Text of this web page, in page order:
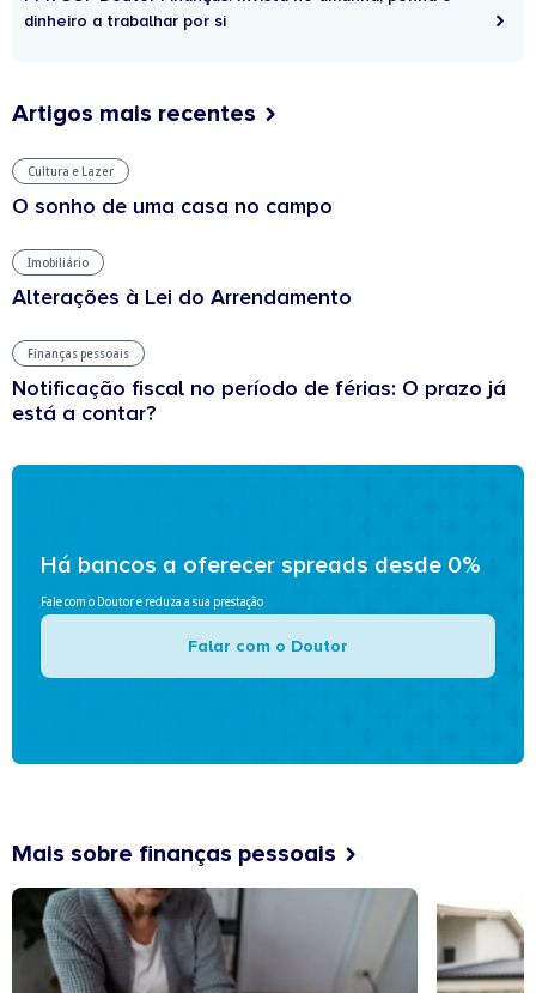
dinheiro a trabalhar por si
Artigos mais recentes
Cultura e Lazer
O sonho de uma casa no campo
Imobiliário
Alterações à Lei do Arrendamento
Finanças pessoais
Notificação fiscal no período de férias: O prazo já
está a contar?
Há bancos a oferecer spreads desde 0%
Fale com o Doutor e reduza a sua prestação
Falar com o Doutor
Mais sobre finanças pessoais